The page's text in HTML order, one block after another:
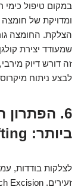
במקום טיפול
הצלקת. החומצה
שמעודד יצירת
זה דורש דיוק
לבצע ניתוח
6. הפתרון
ביותר: Punch Excision / Grafting
לצלקות בודדות,